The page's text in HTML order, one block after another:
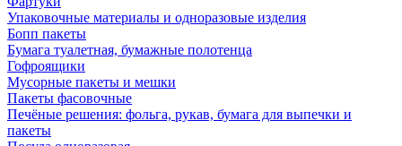
Упаковочные материалы и одноразовые изделия
Бопп пакеты
Бумага туалетная, бумажные полотенца
Гофроящики
Мусорные пакеты и мешки
Пакеты фасовочные
Печёные решения: фольга, рукав, бумага для выпечки и
пакеты